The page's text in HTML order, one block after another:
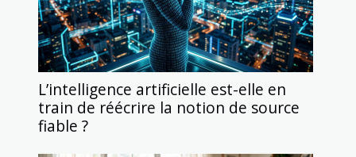
L’intelligence artificielle est-elle en
train de réécrire la notion de source
fiable ?